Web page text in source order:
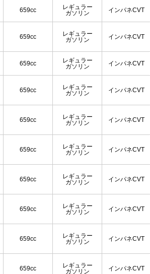
659cc
レギュラー
ガソリン
インパネCVT
659cc
レギュラー
ガソリン
インパネCVT
659cc
レギュラー
ガソリン
インパネCVT
659cc
レギュラー
ガソリン
インパネCVT
659cc
レギュラー
ガソリン
インパネCVT
659cc
レギュラー
ガソリン
インパネCVT
659cc
レギュラー
ガソリン
インパネCVT
659cc
レギュラー
ガソリン
インパネCVT
659cc
レギュラー
ガソリン
インパネCVT
659cc
レギュラー
ガソリン
インパネCVT